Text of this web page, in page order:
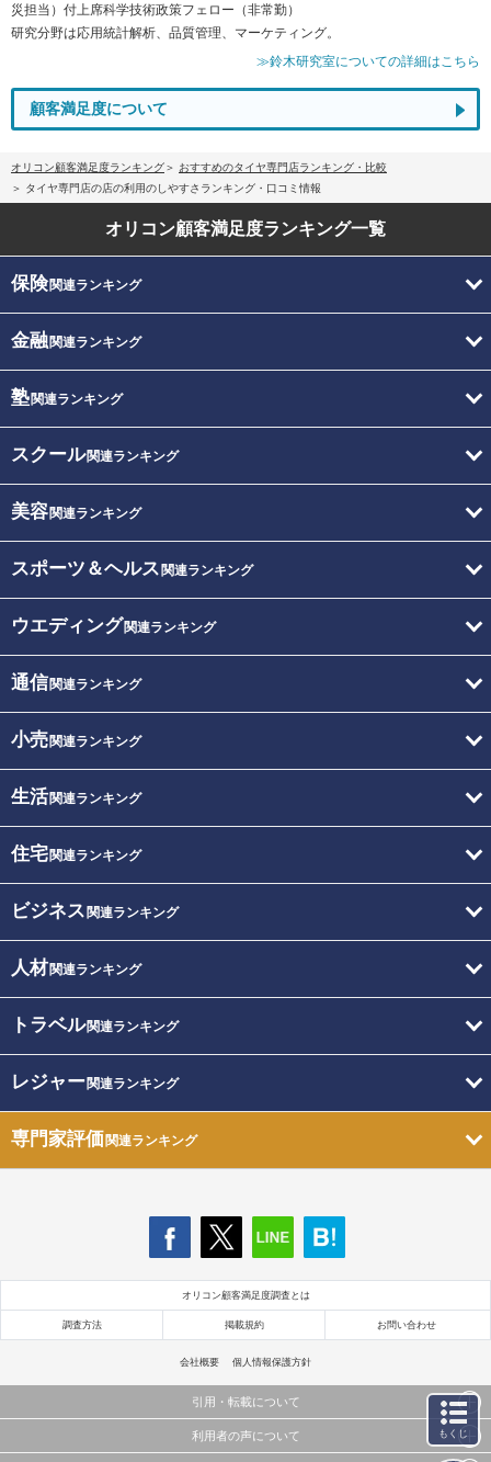
災担当）付上席科学技術政策フェロー（非常勤）
研究分野は応用統計解析、品質管理、マーケティング。
≫鈴木研究室についての詳細はこちら
顧客満足度について
オリコン顧客満足度ランキング
おすすめのタイヤ専門店ランキング・比較
タイヤ専門店の店の利用のしやすさランキング・口コミ情報
オリコン顧客満足度ランキング一覧
保険関連ランキング
金融関連ランキング
塾関連ランキング
スクール関連ランキング
美容関連ランキング
スポーツ＆ヘルス 関連ランキング
ウエディング関連ランキング
通信関連ランキング
小売関連ランキング
生活関連ランキング
住宅関連ランキング
ビジネス 関連ランキング
人材関連ランキング
トラベル関連ランキング
レジャー関連ランキング
専門家評価関連ランキング
オリコン顧客満足度調査とは
調査方法 掲載規約 お問い合わせ
会社概要 個人情報保護方針
引用・転載について
当サイトで公開されている情報（文字、写真、イラスト、画像データ等）及びこれらの配置・
利用者の声について もくじ